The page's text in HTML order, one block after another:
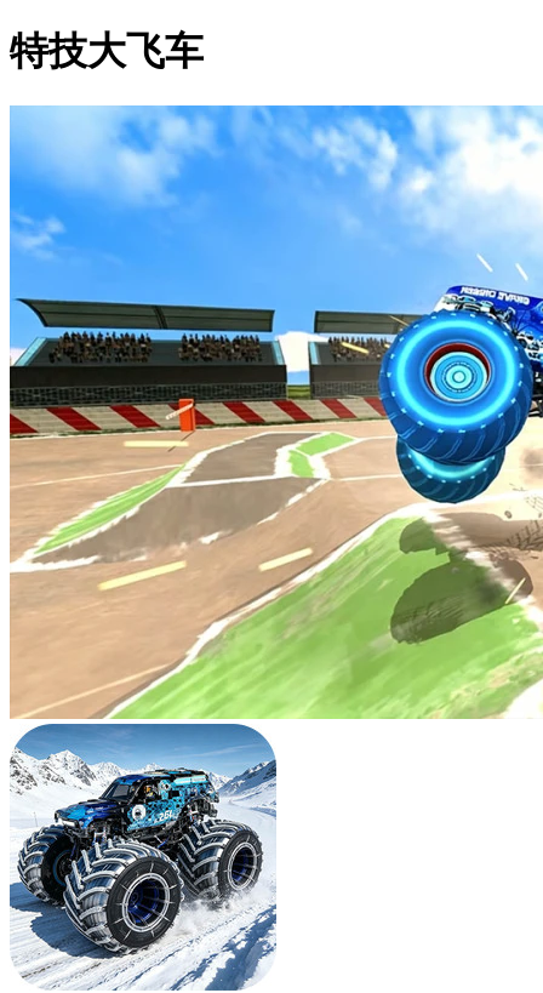
特技大飞车